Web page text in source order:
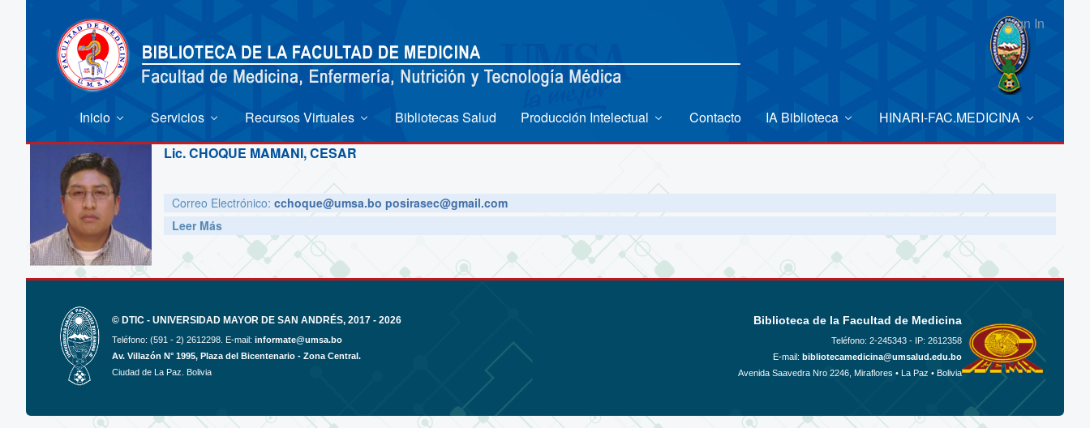
Sign In
Inicio Servicios Recursos Virtuales Bibliotecas Salud Producción Intelectual Contacto IA Biblioteca
HINARI-FAC.MEDICINA
Lic.CHOQUE MAMANI, CESAR
Correo Electrónico: cchoque@umsa.bo posirasec@gmail.com
Leer Más
© DTIC - UNIVERSIDAD MAYOR DE SAN ANDRÉS, 2017 - 2026
Teléfono: (591 - 2) 2612298. E-mail: informate@umsa.bo
Av. Villazón N° 1995, Plaza del Bicentenario - Zona Central.
Ciudad de La Paz. Bolivia
Biblioteca de la Facultad de Medicina
Teléfono: 2-245343 - IP: 2612358
E-mail: bibliotecamedicina@umsalud.edu.bo
Avenida Saavedra Nro 2246, Miraflores • La Paz • Bolivia